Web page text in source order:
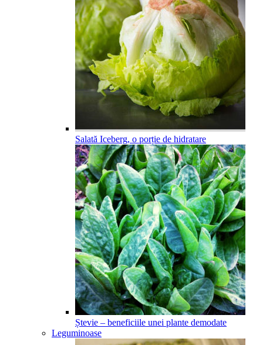
Salată Iceberg, o porție de hidratare
Ștevie – beneficiile unei plante demodate
Leguminoase